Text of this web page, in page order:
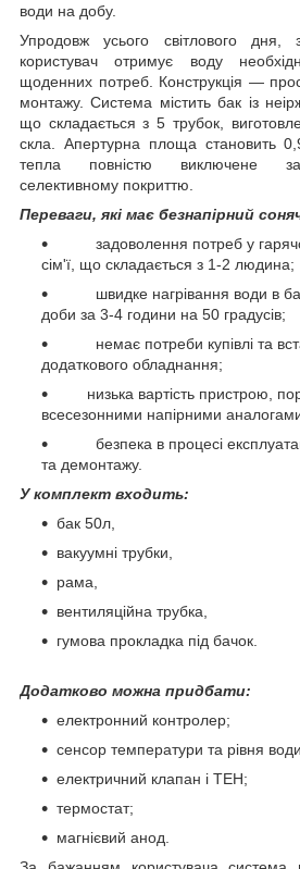
води на добу.
Упродовж усього світлового дня,
користувач отримує воду
щоденних потреб. Конструкція —
монтажу. Система містить бак із
що складається з 5 трубок,
скла. Апертурна площа становить
тепла повністю виключене
селективному покриттю.
Переваги, які має безнапірний
задоволення потреб у
сім'ї, що складається з 1-2 людина;
швидке нагрівання води в
доби за 3-4 години на 50 градусів;
немає потреби купівлі та
додаткового обладнання;
низька вартість пристрою,
всесезонними напірними
безпека в процесі
та демонтажу.
У комплект входить:
бак 50л,
вакуумні трубки,
рама,
вентиляційна трубка,
гумова прокладка під бачок.
Додатково можна придбати:
електронний контролер;
сенсор температури та рівня
електричний клапан і ТЕН;
термостат;
магнієвий анод.